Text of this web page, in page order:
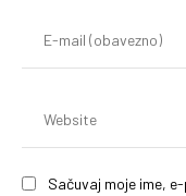
Sačuvaj moje ime,